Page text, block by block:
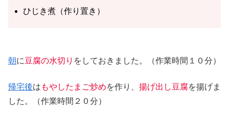
ひじき煮（作り置き）
朝に豆腐の水切り をしておきました。（作業時間１０分）
帰宅後は もやしたまご炒めを作り、 揚げ出し豆腐を揚げま
した。（作業時間２０分）